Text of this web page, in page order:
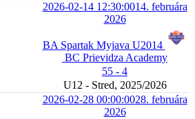
2026-02-14 12:30:0014. februára
2026
BA Spartak Myjava U2014
BC Prievidza Academy
55 - 4
U12 - Stred, 2025/2026
2026-02-28 00:00:0028. februára
2026